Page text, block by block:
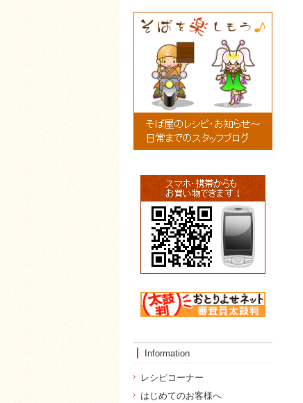
Information
レシピコーナー
はじめてのお客様へ